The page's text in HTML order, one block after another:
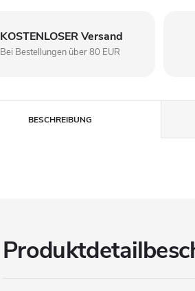
KOSTENLOSER Versand
Bei Bestellungen über 80 EUR
BESCHREIBUNG